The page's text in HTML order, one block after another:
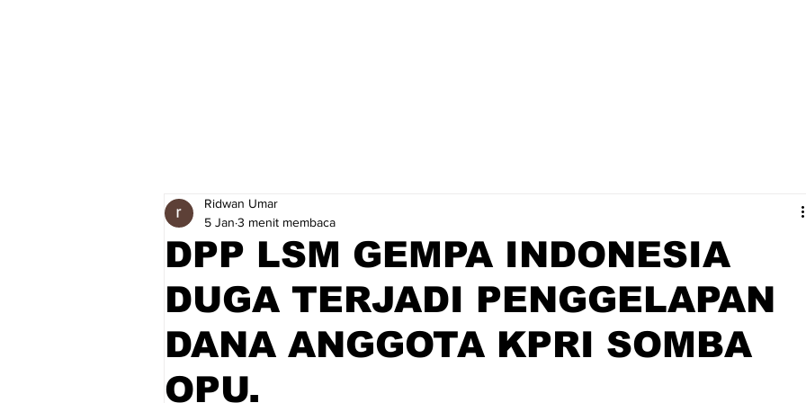
DPP LSM GEMPA INDONESIA
DUGA TERJADI PENGGELAPAN
DANA ANGGOTA KPRI SOMBA
OPU.
Ridwan Umar
5 Jan 3 menit membaca